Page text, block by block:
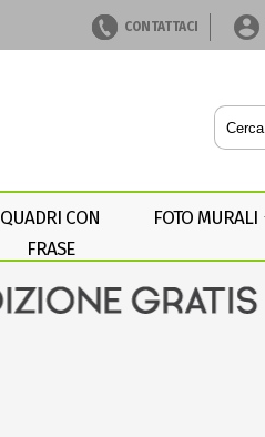
CONTATTACI
QUADRI CON
FRASE
FOTO MURALI